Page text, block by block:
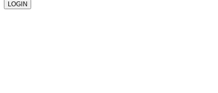
LOGIN